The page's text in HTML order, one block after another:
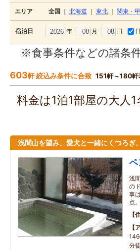
エリア 全国 北海道 東北 関東・
宿泊日 年 月 日
※食事条件などの諸条
603軒 絞込み条件に合致 151軒～180軒
料金は1泊1部屋の大人
浅間山を望み、愛犬と一緒にくつろぎ
浅
の
事
点
分